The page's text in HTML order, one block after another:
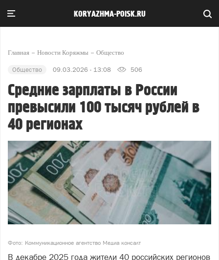
KORYAZHMA-POISK.RU
Главная Новости Коряжмы Общество
Общество 09.03.2026 - 13:08 506
Средние зарплаты в России
превысили 100 тысяч рублей в
40 регионах
Фото: Коммуникационное агентство Медиа консалт
В декабре 2025 года жители 40 российских регионов